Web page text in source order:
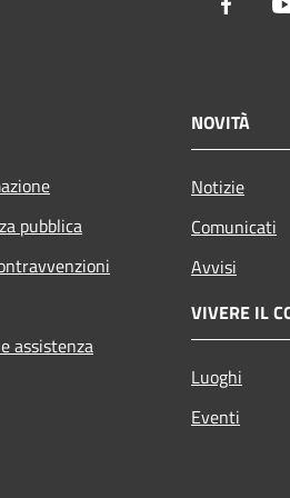
pubblica
assistenza
NOVITÀ
Notizie
Comunicati
Avvisi
VIVERE IL
Luoghi
Eventi